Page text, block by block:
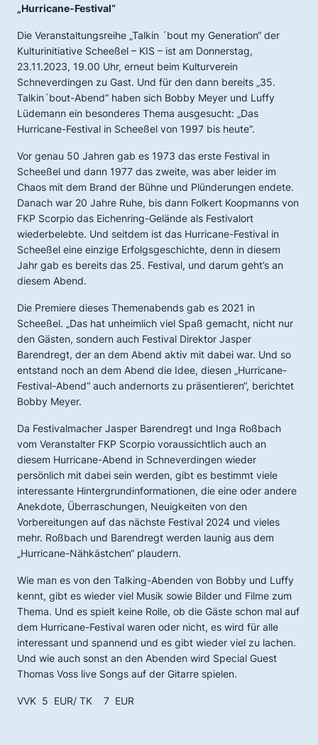
„Hurricane-Festival“
Die Veranstaltungsreihe „Talkin ´bout my Generation“ der
Kulturinitiative Scheeßel – KIS – ist am Donnerstag,
23.11.2023, 19.00 Uhr, erneut beim Kulturverein
Schneverdingen zu Gast. Und für den dann bereits „35.
Talkin´bout-Abend“ haben sich Bobby Meyer und Luffy
Lüdemann ein besonderes Thema ausgesucht: „Das
Hurricane-Festival in Scheeßel von 1997 bis heute“.
Vor genau 50 Jahren gab es 1973 das erste Festival in
Scheeßel und dann 1977 das zweite, was aber leider im
Chaos mit dem Brand der Bühne und Plünderungen endete.
Danach war 20 Jahre Ruhe, bis dann Folkert Koopmanns von
FKP Scorpio das Eichenring-Gelände als Festivalort
wiederbelebte. Und seitdem ist das Hurricane-Festival in
Scheeßel eine einzige Erfolgsgeschichte, denn in diesem
Jahr gab es bereits das 25. Festival, und darum geht’s an
diesem Abend.
Die Premiere dieses Themenabends gab es 2021 in
Scheeßel. „Das hat unheimlich viel Spaß gemacht, nicht nur
den Gästen, sondern auch Festival Direktor Jasper
Barendregt, der an dem Abend aktiv mit dabei war. Und so
entstand noch an dem Abend die Idee, diesen „Hurricane-
Festival-Abend“ auch andernorts zu präsentieren“, berichtet
Bobby Meyer.
Da Festivalmacher Jasper Barendregt und Inga Roßbach
vom Veranstalter FKP Scorpio voraussichtlich auch an
diesem Hurricane-Abend in Schneverdingen wieder
persönlich mit dabei sein werden, gibt es bestimmt viele
interessante Hintergrundinformationen, die eine oder andere
Anekdote, Überraschungen, Neuigkeiten von den
Vorbereitungen auf das nächste Festival 2024 und vieles
mehr. Roßbach und Barendregt werden launig aus dem
„Hurricane-Nähkästchen“ plaudern.
Wie man es von den Talking-Abenden von Bobby und Luffy
kennt, gibt es wieder viel Musik sowie Bilder und Filme zum
Thema. Und es spielt keine Rolle, ob die Gäste schon mal auf
dem Hurricane-Festival waren oder nicht, es wird für alle
interessant und spannend und es gibt wieder viel zu lachen.
Und wie auch sonst an den Abenden wird Special Guest
Thomas Voss live Songs auf der Gitarre spielen.
VVK 5 EUR/ TK 7 EUR